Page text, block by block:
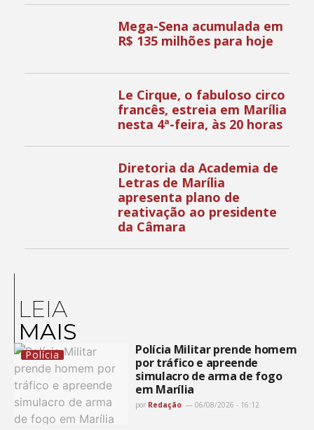
Mega-Sena acumulada em
R$ 135 milhões para hoje
Le Cirque, o fabuloso circo
francês, estreia em Marília
nesta 4ª-feira, às 20 horas
Diretoria da Academia de
Letras de Marília
apresenta plano de
reativação ao presidente
da Câmara
LEIA
MAIS
Polícia
Polícia Militar prende homem
por tráfico e apreende
simulacro de arma de fogo
em Marília
por Redação 06/08/2026 - 16:12